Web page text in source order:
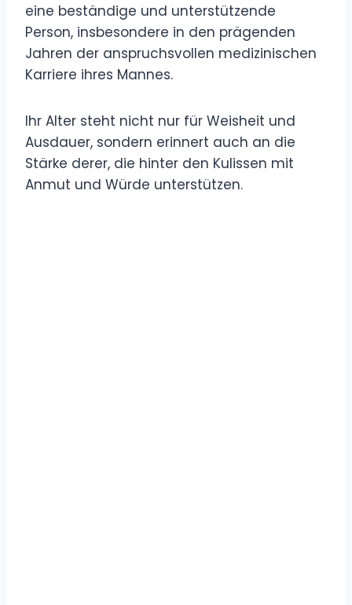
eine beständige und unterstützende
Person, insbesondere in den prägenden
Jahren der anspruchsvollen medizinischen
Karriere ihres Mannes.
Ihr Alter steht nicht nur für Weisheit und
Ausdauer, sondern erinnert auch an die
Stärke derer, die hinter den Kulissen mit
Anmut und Würde unterstützen.